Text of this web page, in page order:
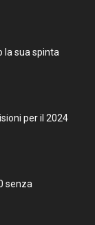
la sua spinta
per il 2024
senza